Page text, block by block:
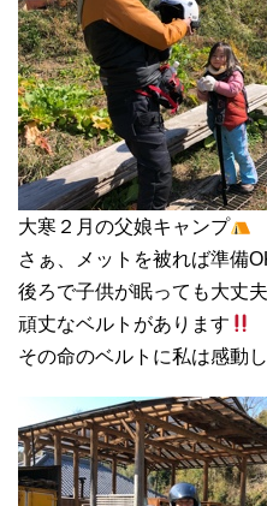
大寒２月の父娘キャンプ
さぁ、メットを被れば準備
後ろで子供が眠っても大丈
頑丈なベルトがあります
その命のベルトに私は感動